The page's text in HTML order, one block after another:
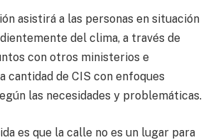
asistirá a las personas en situación
del clima, a través de
con otros ministerios e
cantidad de CIS con enfoques
las necesidades y problemáticas.
es que la calle no es un lugar para